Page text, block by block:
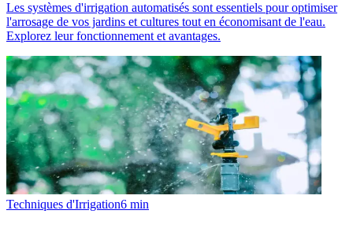
Les systèmes d'irrigation automatisés sont essentiels pour optimiser
l'arrosage de vos jardins et cultures tout en économisant de l'eau.
Explorez leur fonctionnement et avantages.
Techniques d'Irrigation6 min